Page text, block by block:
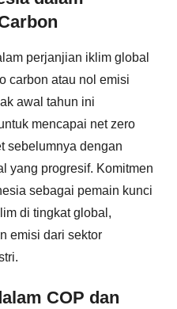
perjanjian iklim global
carbon atau nol emisi
awal tahun ini
mencapai net zero
sebelumnya dengan
yang progresif. Komitmen
sebagai pemain kunci
di tingkat global,
emisi dari sektor
COP dan